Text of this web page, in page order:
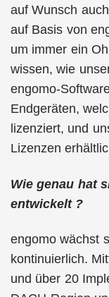
auf Wunsch
auf Basis von
um immer ein
wissen, wie
engomo-
Endgeräten,
lizenziert, und
Lizenzen
Wie genau hat
entwickelt ?
engomo wächst
kontinuierlich.
und über 20